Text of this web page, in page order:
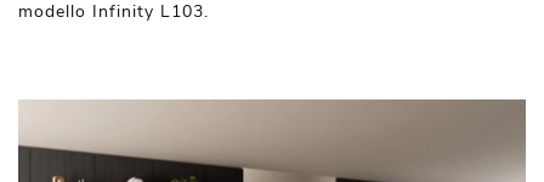
modello Infinity L103.